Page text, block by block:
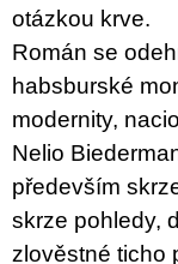
otázkou krve.
Román se
habsburské
modernity,
Nelio
především
skrze pohledy,
zlověstné ticho